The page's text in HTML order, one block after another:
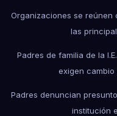
Organizaciones se
las
Padres de familia de la
exigen
Padres denuncian
institución